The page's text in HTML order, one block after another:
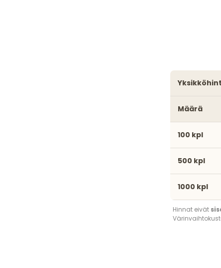
Määrä
100 kpl
500 kpl
1000 kpl
Hinnat eivät